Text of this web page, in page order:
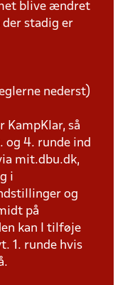
blive ændret
stadig er
nederst)
KampKlar, så
og 4. runde ind
mit.dbu.dk,
i
og
på
kan I tilføje
1. runde hvis